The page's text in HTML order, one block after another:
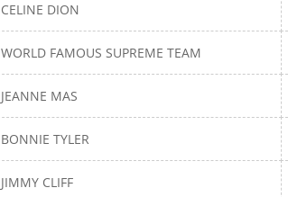
CELINE DION
WORLD FAMOUS SUPREME TEAM
JEANNE MAS
BONNIE TYLER
JIMMY CLIFF